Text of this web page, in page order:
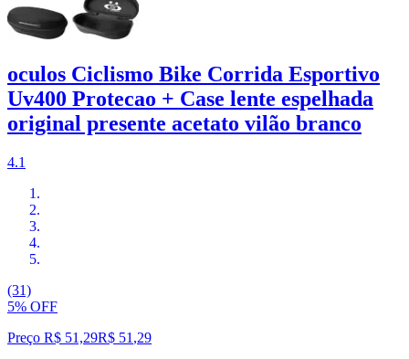
oculos Ciclismo Bike Corrida Esportivo
Uv400 Protecao + Case lente espelhada
original presente acetato vilão branco
4.1
(31)
5% OFF
Preço R$ 51,29R$ 51 ,29